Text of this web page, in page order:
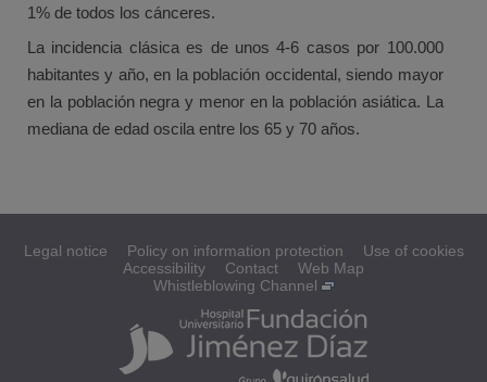
1% de todos los cánceres.
La incidencia clásica es de unos 4-6 casos por 100.000
habitantes y año, en la población occidental, siendo mayor
en la población negra y menor en la población asiática. La
mediana de edad oscila entre los 65 y 70 años.
Legal notice Policy on information protection
Use of cookies
Accessibility
Contact
Web Map
Whistleblowing Channel